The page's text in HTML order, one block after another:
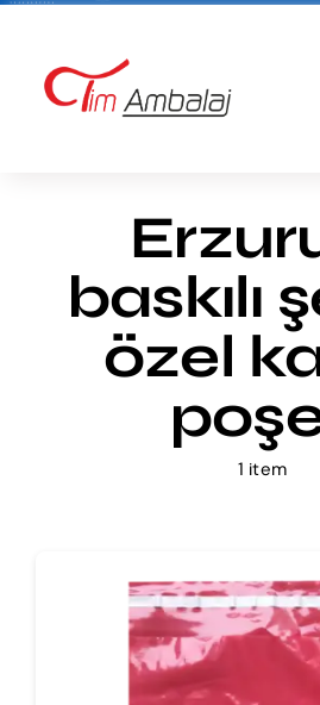
content
Baskılı Poşet
Ürünlerimiz
baskılı
özel
1 item